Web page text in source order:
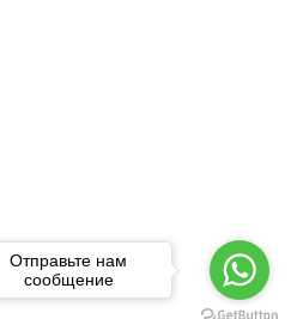
Отправьте нам
сообщение